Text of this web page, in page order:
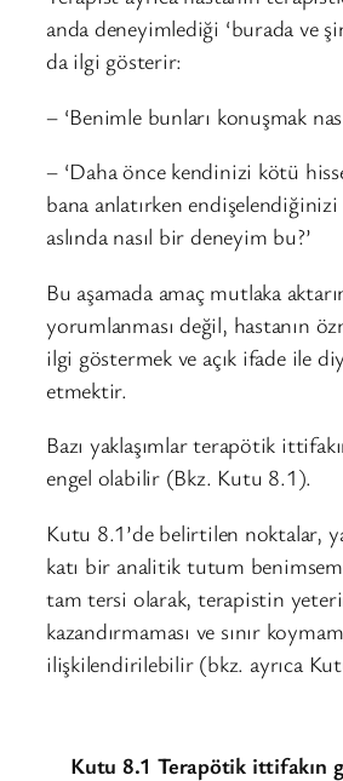
anda deneyimlediği ‘burada ve
da ilgi gösterir:
– ‘Benimle bunları konuşmak
– ‘Daha önce kendinizi kötü
bana anlatırken
aslında nasıl bir deneyim bu?’
Bu aşamada amaç mutlaka
yorumlanması değil, hastanın
ilgi göstermek ve açık ifade ile
etmektir.
Bazı yaklaşımlar terapötik
engel olabilir (Bkz. Kutu 8.1).
Kutu 8.1’de belirtilen noktalar,
katı bir analitik tutum
tam tersi olarak, terapistin
kazandırmaması ve sınır
ilişkilendirilebilir (bkz. ayrıca
Kutu 8.1 Terapötik ittifakın